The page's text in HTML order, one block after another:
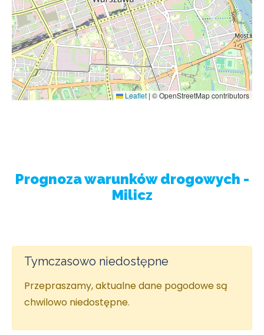
Leaflet | © OpenStreetMap contributors
Prognoza warunków drogowych -
Milicz
Tymczasowo niedostępne
Przepraszamy, aktualne dane pogodowe są
chwilowo niedostępne.